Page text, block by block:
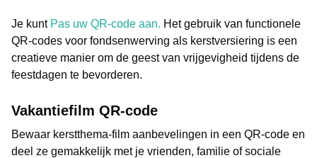
Je kunt Pas uw QR-code aan. Het gebruik van functionele
QR-codes voor fondsenwerving als kerstversiering is een
creatieve manier om de geest van vrijgevigheid tijdens de
feestdagen te bevorderen.
Vakantiefilm QR-code
Bewaar kerstthema-film aanbevelingen in een QR-code en
deel ze gemakkelijk met je vrienden, familie of sociale